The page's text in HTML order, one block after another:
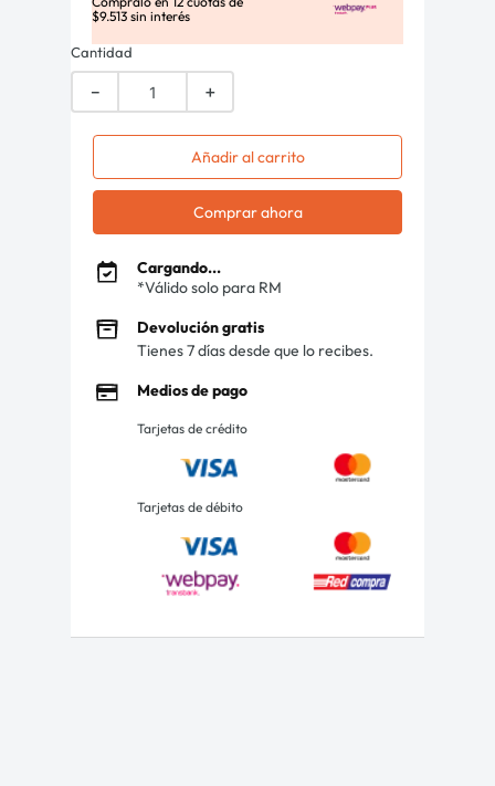
$9.513 sin interés
Cantidad
＋
－
Añadir al carrito
Comprar ahora
Cargando...
*Válido solo para RM
Devolución gratis
Tienes 7 días desde que lo recibes.
Medios de pago
Tarjetas de crédito
Tarjetas de débito